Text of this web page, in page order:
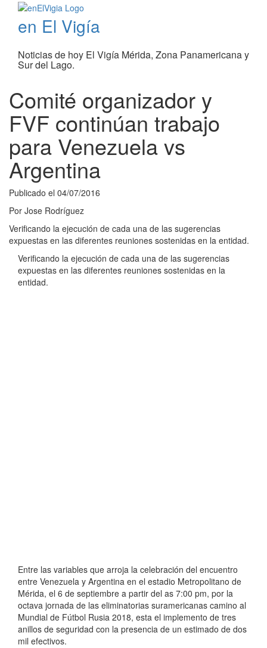
en El Vigía
Noticias de hoy El Vigía Mérida, Zona Panamericana y
Sur del Lago.
Comité organizador y
FVF continúan trabajo
para Venezuela vs
Argentina
Publicado el 04/07/2016
Por Jose Rodríguez
Verificando la ejecución de cada una de las sugerencias
expuestas en las diferentes reuniones sostenidas en la entidad.
Verificando la ejecución de cada una de las sugerencias
expuestas en las diferentes reuniones sostenidas en la
entidad.
Entre las variables que arroja la celebración del encuentro
entre Venezuela y Argentina en el estadio Metropolitano de
Mérida, el 6 de septiembre a partir del as 7:00 pm, por la
octava jornada de las eliminatorias suramericanas camino al
Mundial de Fútbol Rusia 2018, esta el implemento de tres
anillos de seguridad con la presencia de un estimado de dos
mil efectivos.